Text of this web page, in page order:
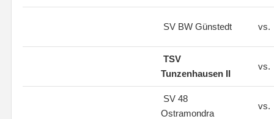
SV BW Günstedt vs.
TSV
Tunzenhausen II
vs.
SV 48
Ostramondra
vs.